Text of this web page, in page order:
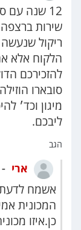
12 שנה
שירות
ריקול
הלקוח אלא
סובארו
מיגון וכד׳
ליבכם.
הגב
ארי
אשמח לדעת
המכונית
כן.איזו